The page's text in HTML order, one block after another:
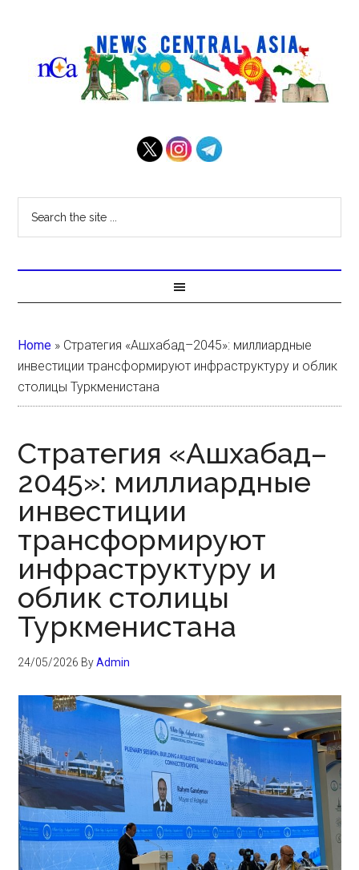
Home » Стратегия «Ашхабад–2045»: миллиардные
инвестиции трансформируют инфраструктуру и облик
столицы Туркменистана
Стратегия «Ашхабад–
2045»: миллиардные
инвестиции
трансформируют
инфраструктуру и
облик столицы
Туркменистана
24/05/2026 ByAdmin